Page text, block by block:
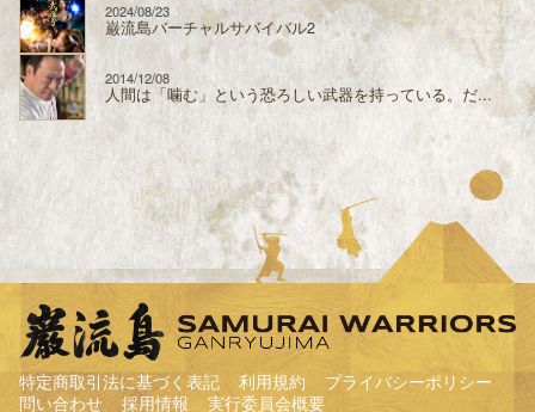
2024/08/23
巌流島バーチャルサバイバル2
2014/12/08
人間は「噛む」という恐ろしい武器を持っている。だ...
特定商取引法に基づく表記 利用規約
プライバシーポリシー
問い合わせ
採用情報 実行委員会概要